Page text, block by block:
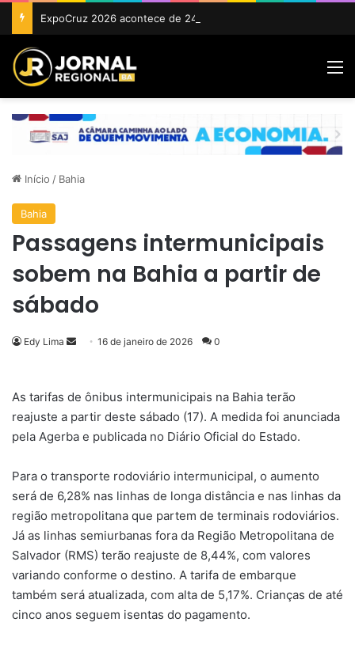
Início / Bahia
Bahia
Passagens intermunicipais
sobem na Bahia a partir de
sábado
Edy Lima
Mande
mail
16 de janeiro de 2026 0
As tarifas de ônibus intermunicipais na Bahia terão
reajuste a partir deste sábado (17). A medida foi anunciada
pela Agerba e publicada no Diário Oficial do Estado.
Para o transporte rodoviário intermunicipal, o aumento
será de 6,28% nas linhas de longa distância e nas linhas da
região metropolitana que partem de terminais rodoviários.
Já as linhas semiurbanas fora da Região Metropolitana de
Salvador (RMS) terão reajuste de 8,44%, com valores
variando conforme o destino. A tarifa de embarque
também será atualizada, com alta de 5,17%. Crianças de até
cinco anos seguem isentas do pagamento.